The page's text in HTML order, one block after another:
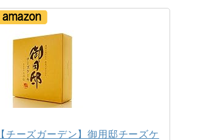
【チーズガーデン】御用邸チーズケ